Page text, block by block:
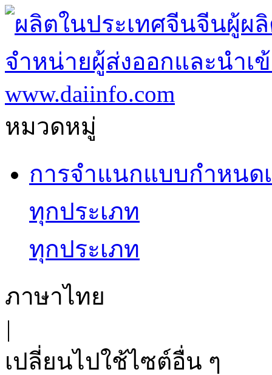
หมวดหมู่
การจำแนกแบบกำหนด
ทุกประเภท
ทุกประเภท
ภาษาไทย
|
เปลี่ยนไปใช้ไซต์อื่น ๆ